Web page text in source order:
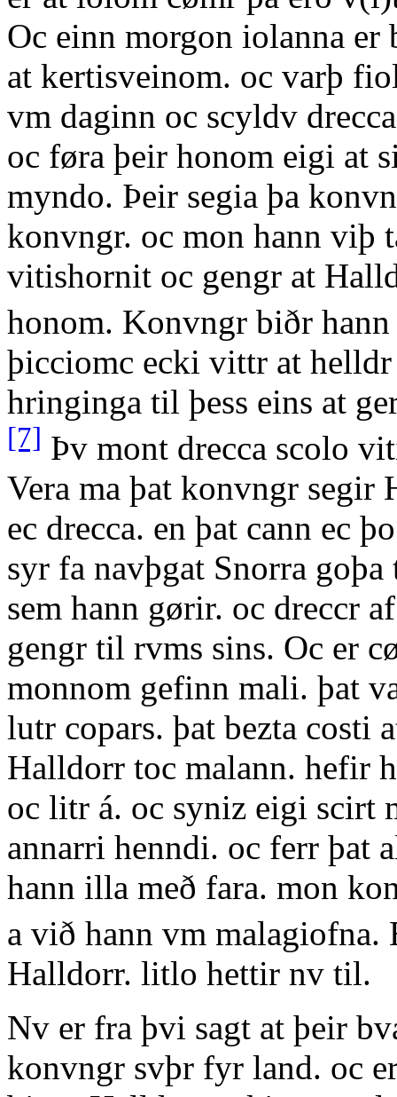
Oc einn morgon iolanna
at kertisveinom. oc varþ
vm daginn oc scyldv
oc føra þeir honom eigi at
myndo. Þeir segia þa
konvngr. oc mon hann viþ
vitishornit oc gengr at
honom. Konvngr biðr
þicciomc ecki vittr at
hringinga til þess eins at
[7] Þv mont drecca scolo
Vera ma þat konvngr
ec drecca. en þat cann ec
syr fa navþgat Snorra
sem hann gørir. oc dreccr
gengr til rvms sins. Oc er
monnom gefinn mali. þat
lutr copars. þat bezta costi
Halldorr toc malann. hefir
oc litr á. oc syniz eigi scirt
annarri henndi. oc ferr þat
hann illa með fara. mon
a við hann vm malagiofna.
Halldorr. litlo hettir nv til.
Nv er fra þvi sagt at þeir
konvngr svþr fyr land. oc